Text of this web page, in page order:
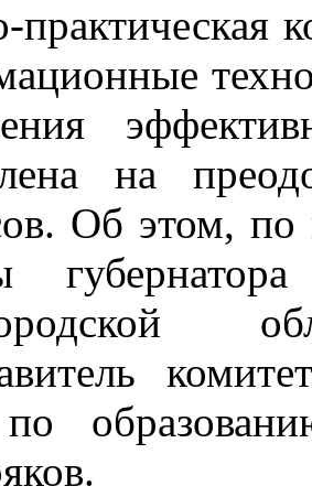
практическая
на
Об этом,